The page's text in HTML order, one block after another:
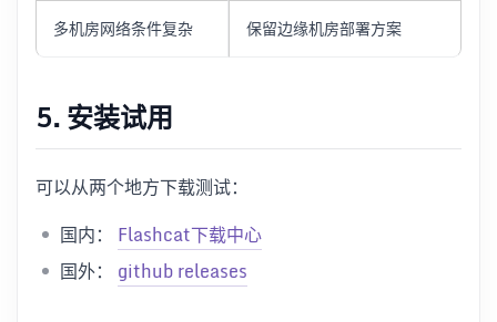
多机房网络条件复杂 保留边缘机房部署方案
5. 安装试用
可以从两个地方下载测试：
国内： Flashcat下载中心
国外： github releases